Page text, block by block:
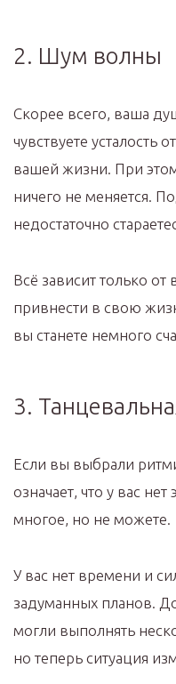
2. Шум волны
Скорее всего, ваша
чувствуете усталость
вашей жизни. При
ничего не меняется.
недостаточно
Всё зависит только
привнести в свою
вы станете немного
3.
Если вы выбрали
означает, что у вас
многое, но не можете.
У вас нет времени и
задуманных планов.
могли выполнять
но теперь ситуация